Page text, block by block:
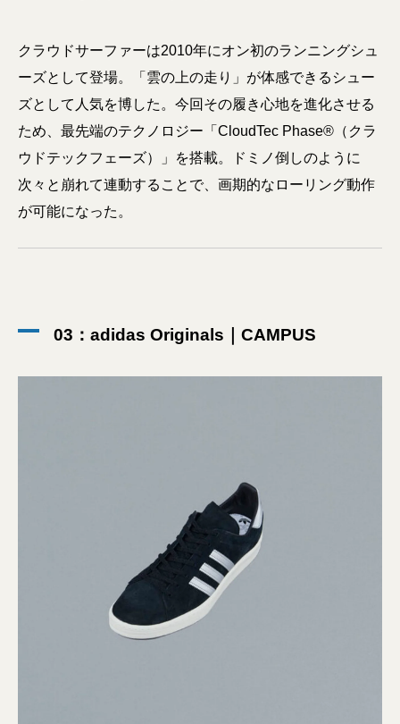
クラウドサーファーは2010年にオン初のランニングシュ
ーズとして登場。「雲の上の走り」が体感できるシュー
ズとして人気を博した。今回その履き心地を進化させる
ため、最先端のテクノロジー「CloudTec Phase®（クラ
ウドテックフェーズ）」を搭載。ドミノ倒しのように
次々と崩れて連動することで、画期的なローリング動作
が可能になった。
03：adidas Originals｜CAMPUS